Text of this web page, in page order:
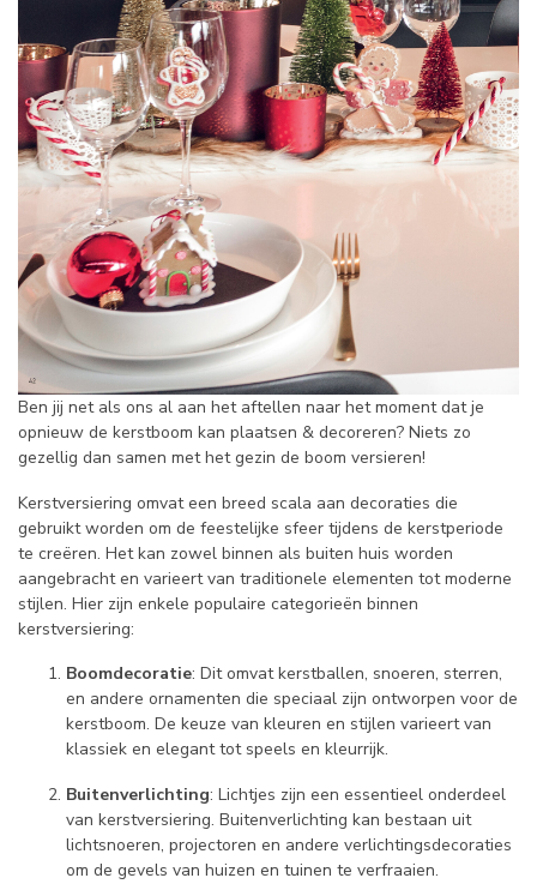
Ben jij net als ons al aan het aftellen naar het moment dat je
opnieuw de kerstboom kan plaatsen & decoreren? Niets zo
gezellig dan samen met het gezin de boom versieren!
Kerstversiering omvat een breed scala aan decoraties die
gebruikt worden om de feestelijke sfeer tijdens de kerstperiode
te creëren. Het kan zowel binnen als buiten huis worden
aangebracht en varieert van traditionele elementen tot moderne
stijlen. Hier zijn enkele populaire categorieën binnen
kerstversiering:
Boomdecoratie: Dit omvat kerstballen, snoeren, sterren,
en andere ornamenten die speciaal zijn ontworpen voor de
kerstboom. De keuze van kleuren en stijlen varieert van
klassiek en elegant tot speels en kleurrijk.
Buitenverlichting: Lichtjes zijn een essentieel onderdeel
van kerstversiering. Buitenverlichting kan bestaan uit
lichtsnoeren, projectoren en andere verlichtingsdecoraties
om de gevels van huizen en tuinen te verfraaien.